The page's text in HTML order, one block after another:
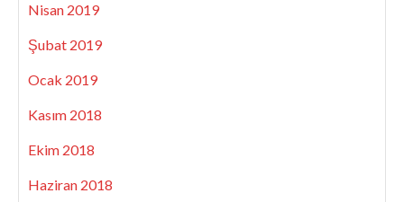
Nisan 2019
Şubat 2019
Ocak 2019
Kasım 2018
Ekim 2018
Haziran 2018